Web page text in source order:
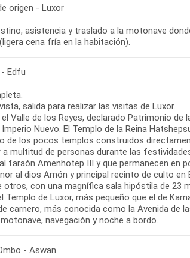
origen - Luxor
asistencia y traslado a la motonave
cena fría en la habitación).
Edfu
salida para realizar las visitas de Luxor.
Valle de los Reyes, declarado Patrimonio de
Nuevo. El Templo de la Reina
de los pocos templos construidos
a multitud de personas durante las
faraón Amenhotep III y que permanecen en
al dios Amón y principal recinto de culto
otros, con una magnífica sala hipóstila de 23
Templo de Luxor, más pequeño que el de
carnero, más conocida como la Avenida de
navegación y noche a bordo.
- Aswan